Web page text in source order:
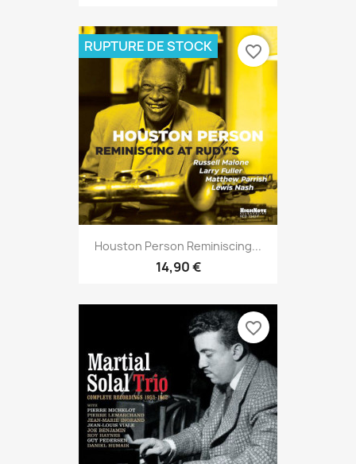
Houston Person Reminiscing...
14,90 €
RUPTURE DE STOCK favorite_border
favorite_border